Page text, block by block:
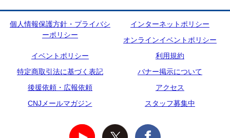
個人情報保護方針・プライバシ
ーポリシー
インターネットポリシー
オンラインイベントポリシー
イベントポリシー
利用規約
特定商取引法に基づく表記
バナー掲示について
後援依頼・広報依頼
アクセス
CNJメールマガジン
スタッフ募集中